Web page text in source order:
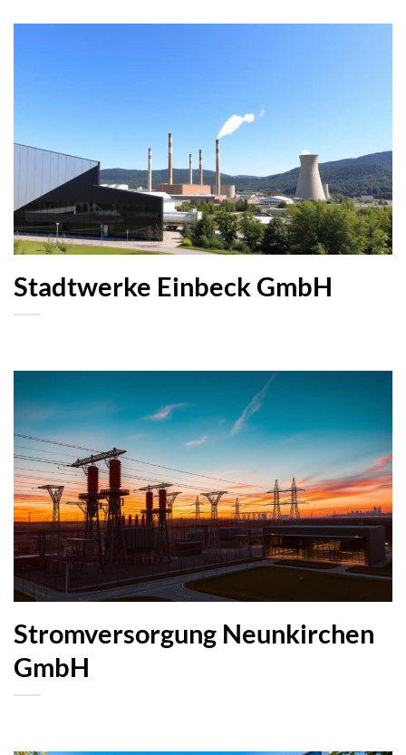
Stadtwerke Einbeck GmbH
Stromversorgung Neunkirchen
GmbH